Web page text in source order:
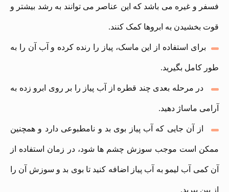
فسفر و غیره می باشد که این عناصر می توانند به رشد بیشتر و
قوت بخشیدن به ابروها کمک کنند.
برای استفاده از این ماسک، پیاز را رنده کرده و آب آن را به
طور کامل بگیرید.
در مرحله بعدی چند قطره از آب پیاز را بر روی ابرو زده به
آرامی ماساژ دهید.
از آن‌ جایی که آب پیاز بوی بد و نامطبوعی دارد و همچنین
ممکن است موجب سوزش چشم ها شود، در زمان استفاده از
آن کمی آب لیمو به آب پیاز اضافه کنید تا بوی بد و سوزش آن را
از بین ببرید.